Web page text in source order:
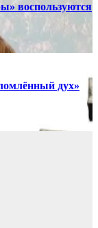
воспользуются
дух»